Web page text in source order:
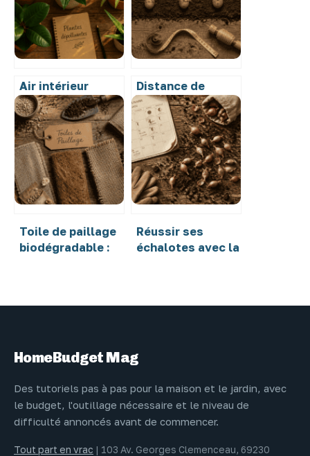
Air intérieur
pollué : 5 plantes
pour neutraliser
formaldéhyde et
benzène chez soi
Distance de
plantation des
pommes de terre :
40 cm pour une
récolte
abondante
Toile de paillage
biodégradable :
Réussir ses
échalotes avec la
HomeBudget Mag
Des tutoriels pas à pas pour la maison et le jardin, avec
le budget, l'outillage nécessaire et le niveau de
difficulté annoncés avant de commencer.
Tout part en vrac | 103 Av. Georges Clemenceau, 69230